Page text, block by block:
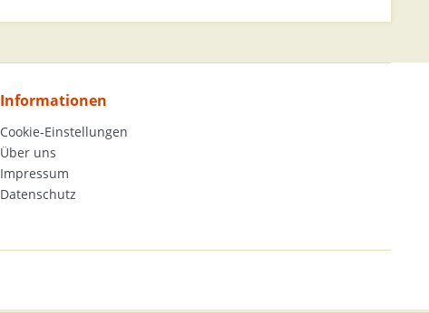
Informationen
Cookie-Einstellungen
Über uns
Impressum
Datenschutz